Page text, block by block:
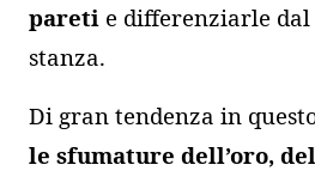
pareti e differenziarle dal
stanza.
Di gran tendenza in
le sfumature dell’oro,